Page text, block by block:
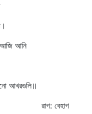
আজি আনি
আখরগুলি॥
রাগ: বেহাগ